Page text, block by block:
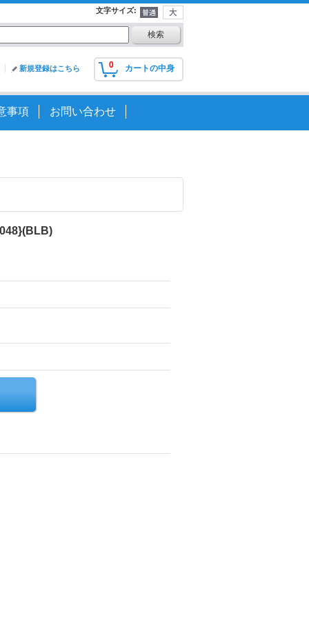
文字サイズ:
0 カートの中身
新規登録はこちら
事項 お問い合わせ